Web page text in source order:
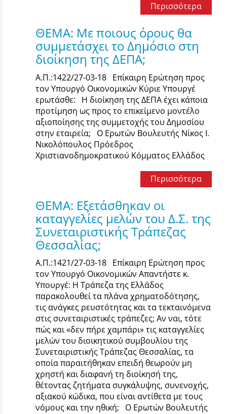
Περισσότερα
ΘΕΜΑ: Με ποιους όρους θα
συμμετάσχει το Δημόσιο στη
διοίκηση της ΔΕΠΑ;
Α.Π.:1422/27-03-18 Επίκαιρη Ερώτηση προς
τον Υπουργό Οικονομικών Κύριε Υπουργέ
ερωτάσθε: Η διοίκηση της ΔΕΠΑ έχει κάποια
προτίμηση ως προς το επικείμενο μοντέλο
αξιοποίησης της συμμετοχής του Δημοσίου
στην εταιρεία; Ο Ερωτών Βουλευτής Νίκος Ι.
Νικολόπουλος Πρόεδρος
Χριστιανοδημοκρατικού Κόμματος Ελλάδος
Περισσότερα
ΘΕΜΑ: Εξετάσθηκαν οι
καταγγελίες μελών του Δ.Σ. της
Συνεταιριστικής Τράπεζας
Θεσσαλίας;
Α.Π.:1421/27-03-18 Επίκαιρη Ερώτηση προς
τον Υπουργό Οικονομικών Απαντήστε κ.
Υπουργέ: Η Τράπεζα της Ελλάδος
παρακολουθεί τα πλάνα χρηματοδότησης,
τις ανάγκες ρευστότητας και τα τεκταινόμενα
στις συνεταιριστικές τράπεζες; Αν ναι, τότε
πώς και «δεν πήρε χαμπάρι» τις καταγγελίες
μελών του διοικητικού συμβουλίου της
Συνεταιριστικής Τράπεζας Θεσσαλίας, τα
οποία παραιτήθηκαν επειδή θεωρούν μη
χρηστή και διαφανή τη διοίκησή της,
θέτοντας ζητήματα συγκάλυψης, συνενοχής,
αξιακού κώδικα, που είναι αντίθετα με τους
νόμους και την ηθική; Ο Ερωτών Βουλευτής